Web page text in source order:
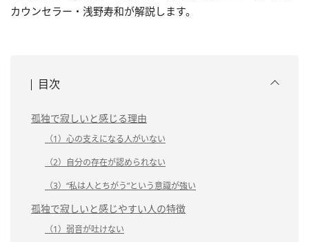
カウンセラー・浅野寿和が解説します。
目次
孤独で寂しいと感じる理由
（1）心の支えになる人がいない
（2）自分の存在が認められない
（3）“私は人とちがう”という意識が強い
孤独で寂しいと感じやすい人の特徴
（1）弱音が吐けない